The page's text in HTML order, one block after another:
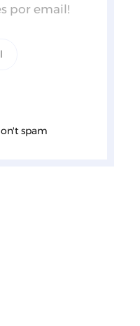
por email!
spam